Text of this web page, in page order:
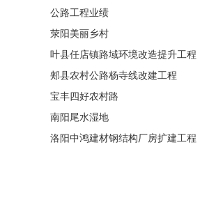
公路工程业绩
荥阳美丽乡村
叶县任店镇路域环境改造提升工程
郏县农村公路杨寺线改建工程
宝丰四好农村路
南阳尾水湿地
洛阳中鸿建材钢结构厂房扩建工程